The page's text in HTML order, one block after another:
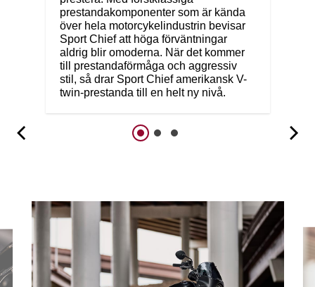
prestandakomponenter som är kända
över hela motorcykelindustrin bevisar
Sport Chief att höga förväntningar
aldrig blir omoderna. När det kommer
till prestandaförmåga och aggressiv
stil, så drar Sport Chief amerikansk V-
twin-prestanda till en helt ny nivå.